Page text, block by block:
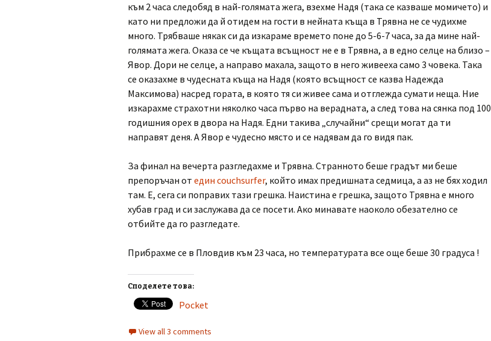
към 2 часа следобяд в най-голямата жега, взехме Надя (така се казваше момичето) и
като ни предложи да й отидем на гости в нейната къща в Трявна не се чудихме
много. Трябваше някак си да изкараме времето поне до 5-6-7 часа, за да мине най-
голямата жега. Оказа се че къщата всъщност не е в Трявна, а в едно селце на близо –
Явор. Дори не селце, а направо махала, защото в него живееха само 3 човека. Така
се оказахме в чудесната къща на Надя (която всъщност се казва Надежда
Максимова) насред гората, в която тя си живее сама и отглежда сумати неща. Ние
изкарахме страхотни няколко часа първо на верадната, а след това на сянка под 100
годишния орех в двора на Надя. Едни такива „случайни“ срещи могат да ти
направят деня. А Явор е чудесно място и се надявам да го видя пак.
За финал на вечерта разгледахме и Трявна. Странното беше градът ми беше
препоръчан от един couchsurfer, който имах предишната седмица, а аз не бях ходил
там. Е, сега си поправих тази грешка. Наистина е грешка, защото Трявна е много
хубав град и си заслужава да се посети. Ако минавате наоколо обезателно се
отбийте да го разгледате.
Прибрахме се в Пловдив към 23 часа, но температурата все още беше 30 градуса !
Споделете това:
Pocket
View all 3 comments